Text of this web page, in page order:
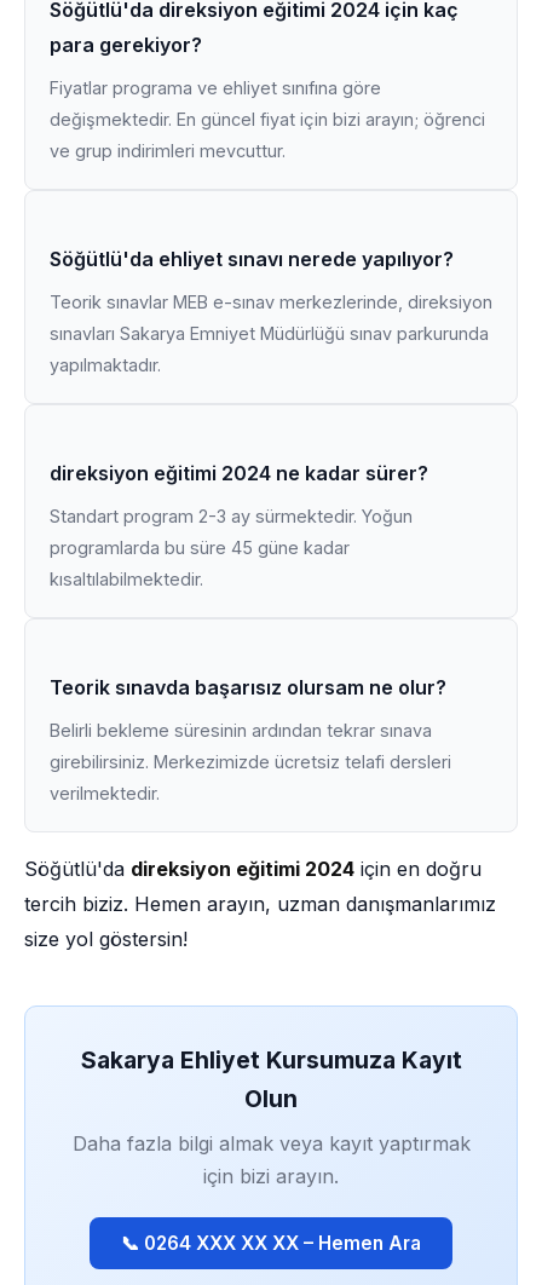
Söğütlü'da direksiyon eğitimi 2024 için kaç
para gerekiyor?
Fiyatlar programa ve ehliyet sınıfına göre
değişmektedir. En güncel fiyat için bizi arayın; öğrenci
ve grup indirimleri mevcuttur.
Söğütlü'da ehliyet sınavı nerede yapılıyor?
Teorik sınavlar MEB e-sınav merkezlerinde, direksiyon
sınavları Sakarya Emniyet Müdürlüğü sınav parkurunda
yapılmaktadır.
direksiyon eğitimi 2024 ne kadar sürer?
Standart program 2-3 ay sürmektedir. Yoğun
programlarda bu süre 45 güne kadar
kısaltılabilmektedir.
Teorik sınavda başarısız olursam ne olur?
Belirli bekleme süresinin ardından tekrar sınava
girebilirsiniz. Merkezimizde ücretsiz telafi dersleri
verilmektedir.
Söğütlü'da direksiyon eğitimi 2024 için en doğru
tercih biziz. Hemen arayın, uzman danışmanlarımız
size yol göstersin!
Sakarya Ehliyet Kursumuza Kayıt
Olun
Daha fazla bilgi almak veya kayıt yaptırmak
için bizi arayın.
📞 0264 XXX XX XX – Hemen Ara